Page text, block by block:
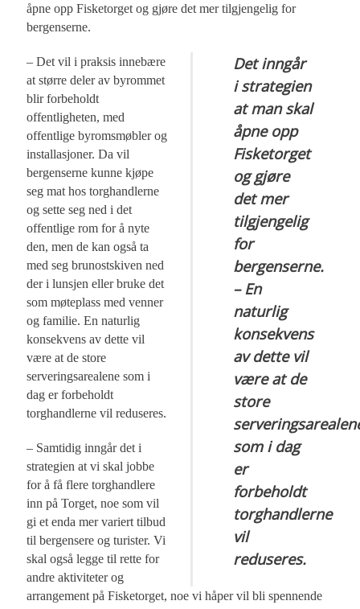
åpne opp Fisketorget og gjøre det mer tilgjengelig for
bergenserne.
Det inngår
i strategien
at man skal
åpne opp
Fisketorget
og gjøre
det mer
tilgjengelig
for
bergenserne.
– En
naturlig
konsekvens
av dette vil
være at de
store
som i dag
er
forbeholdt
torghandlerne
vil
reduseres.
– Det vil i praksis innebære
at større deler av byrommet
blir forbeholdt
offentligheten, med
offentlige byromsmøbler og
installasjoner. Da vil
bergenserne kunne kjøpe
seg mat hos torghandlerne
og sette seg ned i det
offentlige rom for å nyte
den, men de kan også ta
med seg brunostskiven ned
der i lunsjen eller bruke det
som møteplass med venner
og familie. En naturlig
konsekvens av dette vil
være at de store
serveringsarealene som i
dag er forbeholdt
torghandlerne vil reduseres.
– Samtidig inngår det i
strategien at vi skal jobbe
for å få flere torghandlere
inn på Torget, noe som vil
gi et enda mer variert tilbud
til bergensere og turister. Vi
skal også legge til rette for
andre aktiviteter og
arrangement på Fisketorget, noe vi håper vil bli spennende